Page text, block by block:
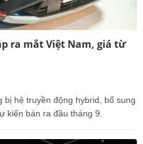
ra mắt Việt Nam, giá từ
bị hệ truyền động hybrid, bổ sung
kiến bán ra đầu tháng 9.